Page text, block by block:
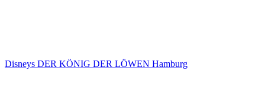
Disneys DER KÖNIG DER LÖWEN Hamburg